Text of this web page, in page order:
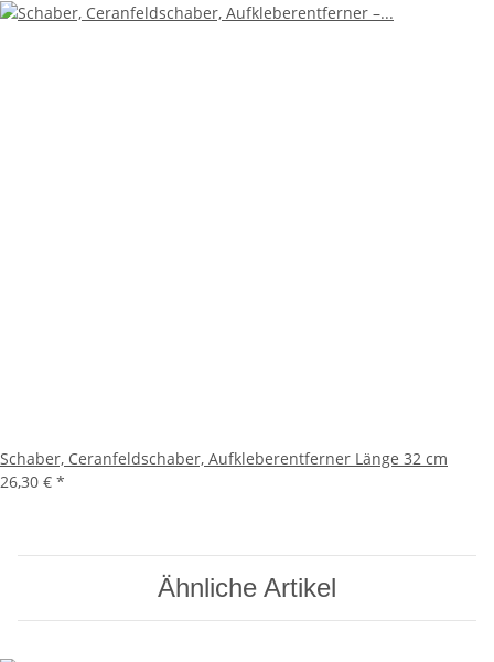
Schaber, Ceranfeldschaber, Aufkleberentferner Länge 32 cm
26,30 € *
Ähnliche Artikel